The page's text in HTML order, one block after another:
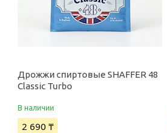
Дрожжи спиртовые SHAFFER 48
Сlassic Turbo
В наличии
2 690 ₸